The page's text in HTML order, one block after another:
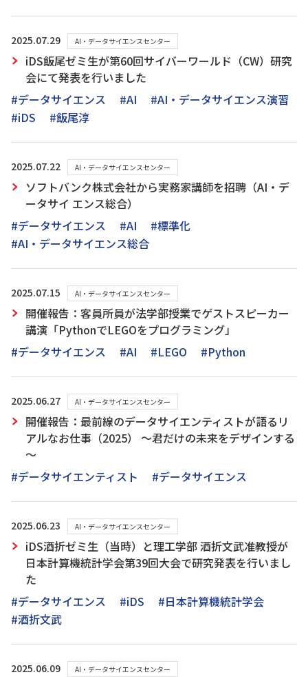
2025.07.29 AI・データサイエンスセンター
iDS飯尾ゼミ生が第60回サイバーワールド（CW）研究
会にて発表を行いました
#データサイエンス
#AI
#AI・データサイエンス演習
#iDS
#飯尾淳
2025.07.22 AI・データサイエンスセンター
ソフトバンク株式会社から実務家講師を招聘（AI・デ
ータサイ エンス総合）
#データサイエンス
#AI
#標準化
#AI・データサイエンス総合
2025.07.15 AI・データサイエンスセンター
開催報告：客員所員が法学部授業でゲストスピーカー
講演「PythonでLEGOをプログラミング」
#データサイエンス
#AI #LEGO #Python
2025.06.27 AI・データサイエンスセンター
開催報告：最前線のデータサイエンティストが語るリ
アルなお仕事（2025） ～君だけの未来をデザインする
～
#データサイエンティスト
#データサイエンス
2025.06.23 AI・データサイエンスセンター
iDS酒折ゼミ生（当時）と理工学部 酒折文武准教授が
日本計算機統計学会第39回大会で研究発表を行いまし
た
#データサイエンス
#iDS
#日本計算機統計学会
#酒折文武
2025.06.09 AI・データサイエンスセンター